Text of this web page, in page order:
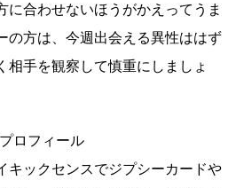
に合わせないほうがかえってうま
の方は、今週出会える異性ははず
相手を観察して慎重にしましょ
ロフィール
キックセンスでジプシーカードや